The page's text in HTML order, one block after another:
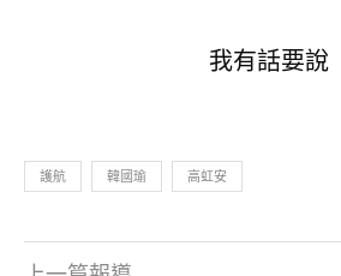
我有話要說
護航 韓國瑜 高虹安